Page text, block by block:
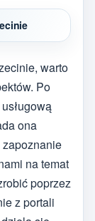
warto
Po
ona
zapoznanie
na temat
poprzez
z portali